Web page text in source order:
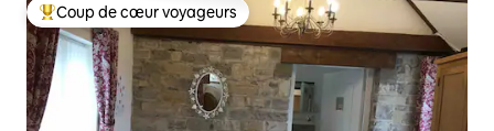
Coups de cœur voyageurs les plus appréciés
Coup de cœur voyageurs